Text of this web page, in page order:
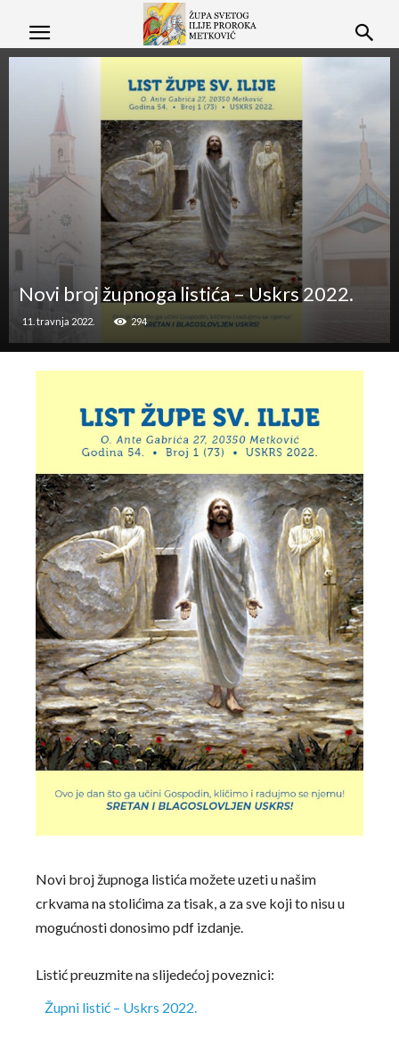
Novi broj župnoga listića – Uskrs 2022.
11. travnja 2022. 294
Novi broj župnoga listića možete uzeti u našim
crkvama na stolićima za tisak, a za sve koji to nisu u
mogućnosti donosimo pdf izdanje.
Listić preuzmite na slijedećoj poveznici:
Župni listić – Uskrs 2022.